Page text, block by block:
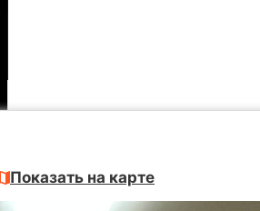
Показать на карте